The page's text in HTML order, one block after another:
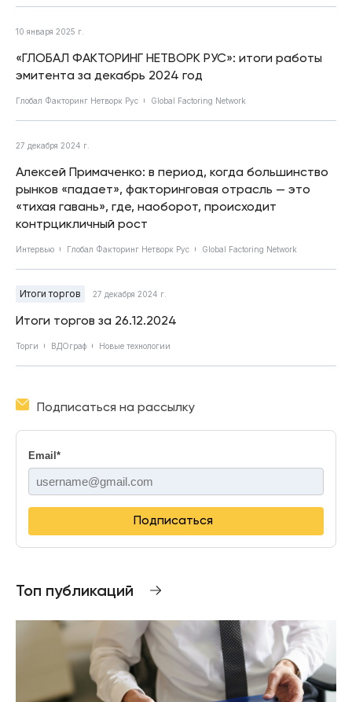
10 января 2025 г.
«ГЛОБАЛ ФАКТОРИНГ НЕТВОРК РУС»: итоги работы
эмитента за декабрь 2024 год
Глобал Факторинг Нетворк Рус Global Factoring Network
27 декабря 2024 г.
Алексей Примаченко: в период, когда большинство
рынков «падает», факторинговая отрасль — это
«тихая гавань», где, наоборот, происходит
контрцикличный рост
Интервью Глобал Факторинг Нетворк Рус Global Factoring Network
Итоги торгов 27 декабря 2024 г.
Итоги торгов за 26.12.2024
Торги ВДОграф Новые технологии
Подписаться на рассылку
Email *
Подписаться
Топ публикаций